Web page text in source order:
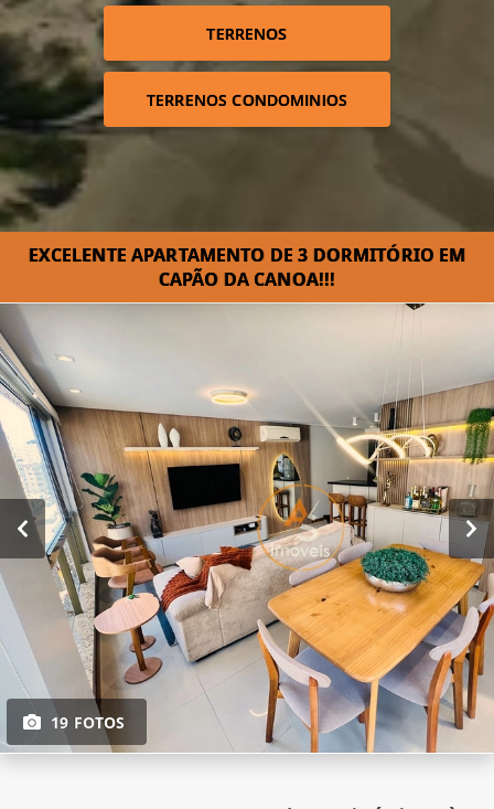
TERRENOS
TERRENOS CONDOMINIOS
EXCELENTE APARTAMENTO DE 3 DORMITÓRIO EM
CAPÃO DA CANOA!!!
19 FOTOS